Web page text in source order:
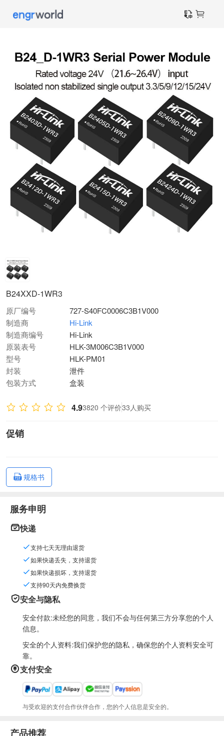
B24XXD-1WR3
原厂编号
727-S40FC0006C3B1V000
制造商
Hi-Link
制造商编号
Hi-Link
原装表号
HLK-3M006C3B1V000
型号
HLK-PM01
封装
泄件
包装方式
盒装
4.93820 个评价33人购买
促销
规格书
服务申明
快递
支持七天无理由退货
如果快递丢失，支持退货
如果快递损坏，支持退货
支持90天内免费换货
安全与隐私
安全付款:未经您的同意，我们不会与任何第三方分享您的个人
信息。
安全的个人资料:我们保护您的隐私，确保您的个人资料安全可
靠。
支付安全
与受欢迎的支付合作伙伴合作，您的个人信息是安全的。
产品推荐